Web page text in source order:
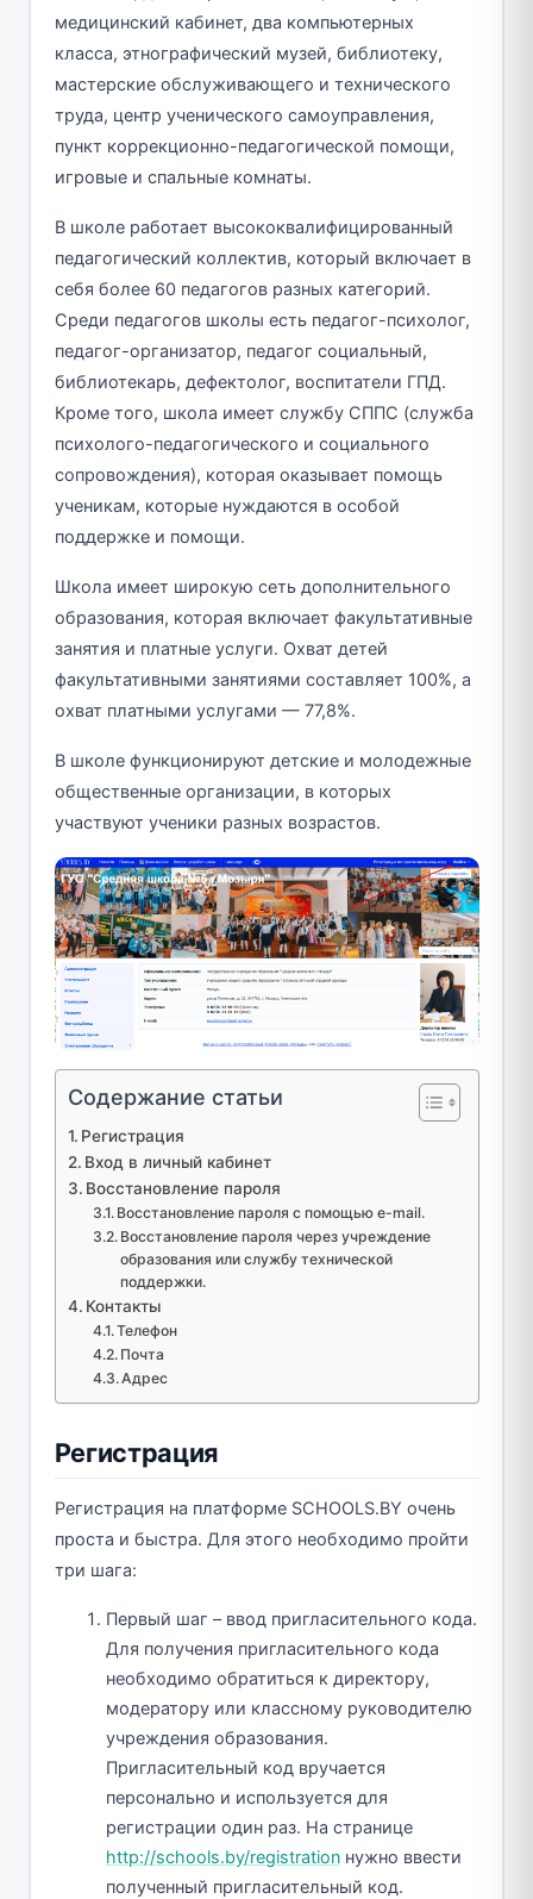
медицинский кабинет, два компьютерных
класса, этнографический музей, библиотеку,
мастерские обслуживающего и технического
труда, центр ученического самоуправления,
пункт коррекционно-педагогической помощи,
игровые и спальные комнаты.
В школе работает высококвалифицированный
педагогический коллектив, который включает в
себя более 60 педагогов разных категорий.
Среди педагогов школы есть педагог-психолог,
педагог-организатор, педагог социальный,
библиотекарь, дефектолог, воспитатели ГПД.
Кроме того, школа имеет службу СППС (служба
психолого-педагогического и социального
сопровождения), которая оказывает помощь
ученикам, которые нуждаются в особой
поддержке и помощи.
Школа имеет широкую сеть дополнительного
образования, которая включает факультативные
занятия и платные услуги. Охват детей
факультативными занятиями составляет 100%, а
охват платными услугами — 77,8%.
В школе функционируют детские и молодежные
общественные организации, в которых
участвуют ученики разных возрастов.
Содержание статьи
Регистрация
Вход в личный кабинет
Восстановление пароля
Восстановление пароля с помощью e-mail.
Восстановление пароля через учреждение
образования или службу технической
поддержки.
Контакты
Телефон
Почта
Адрес
Регистрация
Регистрация на платформе SCHOOLS.BY очень
проста и быстра. Для этого необходимо пройти
три шага:
Первый шаг – ввод пригласительного кода.
Для получения пригласительного кода
необходимо обратиться к директору,
модератору или классному руководителю
учреждения образования.
Пригласительный код вручается
персонально и используется для
регистрации один раз. На странице
http://schools.by/registration нужно ввести
полученный пригласительный код.